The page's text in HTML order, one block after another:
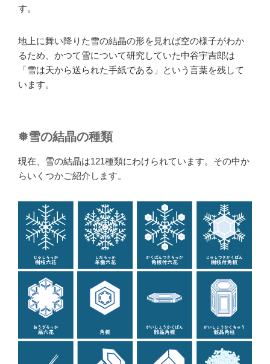
す。
地上に舞い降りた雪の結晶の形を見れば空の様子がわか
るため、かつて雪について研究していた中谷宇吉郎は
「雪は天から送られた手紙である」という言葉を残して
います。
❅雪の結晶の種類
現在、雪の結晶は121種類にわけられています。その中か
らいくつかご紹介します。